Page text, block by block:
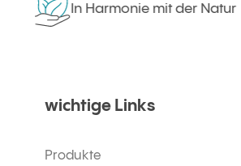
In Harmonie mit der Natur
wichtige Links
Produkte